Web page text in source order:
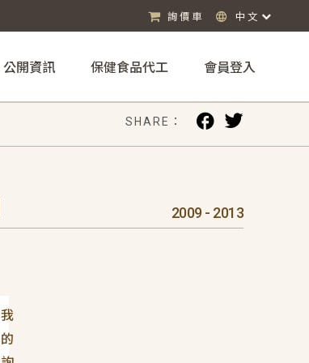
詢價車 中文
公開資訊 保健食品代工 會員登入
SHARE：
2009 - 2013
我
的